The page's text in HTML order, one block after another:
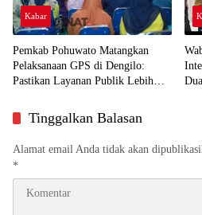
Kabar
Pemkab Pohuwato Matangkan
Pelaksanaan GPS di Dengilo:
Pastikan Layanan Publik Lebih
Tinggalkan Balasan
Alamat email Anda tidak akan
*